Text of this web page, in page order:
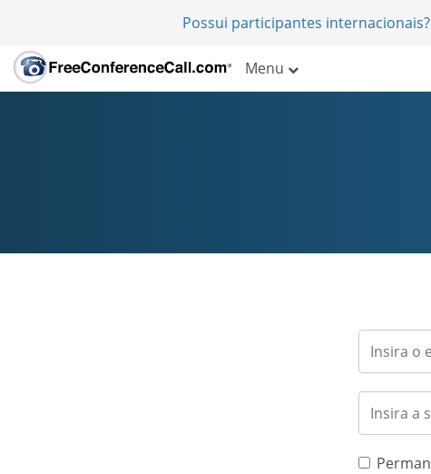
Possui participantes
Menu